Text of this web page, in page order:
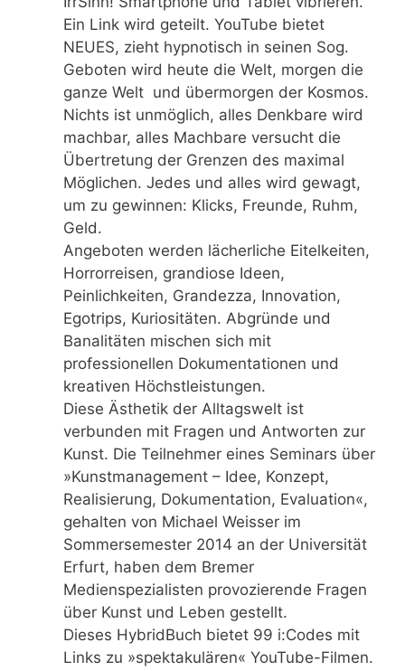
Ein Link wird geteilt. YouTube bietet
NEUES, zieht hypnotisch in seinen Sog.
Geboten wird heute die Welt, morgen die
ganze Welt und übermorgen der Kosmos.
Nichts ist unmöglich, alles Denkbare wird
machbar, alles Machbare versucht die
Übertretung der Grenzen des maximal
Möglichen. Jedes und alles wird gewagt,
um zu gewinnen: Klicks, Freunde, Ruhm,
Geld.
Angeboten werden lächerliche Eitelkeiten,
Horrorreisen, grandiose Ideen,
Peinlichkeiten, Grandezza, Innovation,
Egotrips, Kuriositäten. Abgründe und
Banalitäten mischen sich mit
professionellen Dokumentationen und
kreativen Höchstleistungen.
Diese Ästhetik der Alltagswelt ist
verbunden mit Fragen und Antworten zur
Kunst. Die Teilnehmer eines Seminars über
»Kunstmanagement – Idee, Konzept,
Realisierung, Dokumentation, Evaluation«,
gehalten von Michael Weisser im
Sommersemester 2014 an der Universität
Erfurt, haben dem Bremer
Medienspezialisten provozierende Fragen
über Kunst und Leben gestellt.
Dieses HybridBuch bietet 99 i:Codes mit
Links zu »spektakulären« YouTube-Filmen.